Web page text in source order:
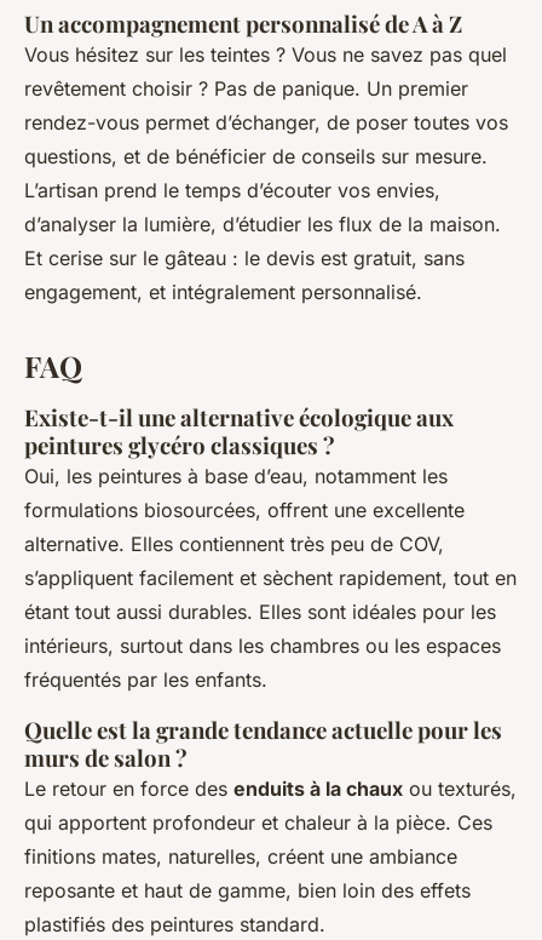
Un accompagnement personnalisé de A à Z
Vous hésitez sur les teintes ? Vous ne savez pas quel
revêtement choisir ? Pas de panique. Un premier
rendez-vous permet d’échanger, de poser toutes vos
questions, et de bénéficier de conseils sur mesure.
L’artisan prend le temps d’écouter vos envies,
d’analyser la lumière, d’étudier les flux de la maison.
Et cerise sur le gâteau : le devis est gratuit, sans
engagement, et intégralement personnalisé.
FAQ
Existe-t-il une alternative écologique aux
peintures glycéro classiques ?
Oui, les peintures à base d’eau, notamment les
formulations biosourcées, offrent une excellente
alternative. Elles contiennent très peu de COV,
s’appliquent facilement et sèchent rapidement, tout en
étant tout aussi durables. Elles sont idéales pour les
intérieurs, surtout dans les chambres ou les espaces
fréquentés par les enfants.
Quelle est la grande tendance actuelle pour les
murs de salon ?
Le retour en force des enduits à la chaux ou texturés,
qui apportent profondeur et chaleur à la pièce. Ces
finitions mates, naturelles, créent une ambiance
reposante et haut de gamme, bien loin des effets
plastifiés des peintures standard.